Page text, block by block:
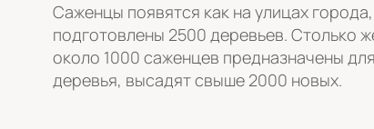
Саженцы появятся как на улицах
подготовлены 2500 деревьев. Столько
около 1000 саженцев предназначены
деревья, высадят свыше 2000 новых.